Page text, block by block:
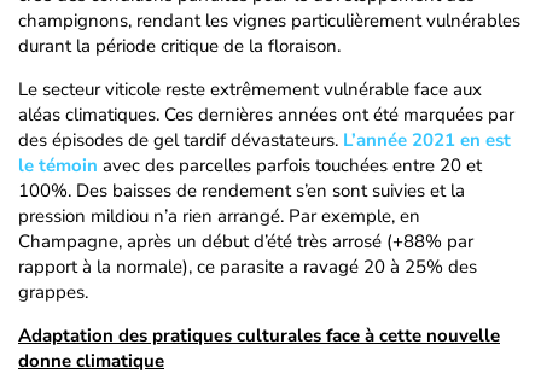
champignons, rendant les vignes particulièrement vulnérables
durant la période critique de la floraison.
Le secteur viticole reste extrêmement vulnérable face aux
aléas climatiques. Ces dernières années ont été marquées par
des épisodes de gel tardif dévastateurs. L’année 2021 en est
le témoin avec des parcelles parfois touchées entre 20 et
100%. Des baisses de rendement s’en sont suivies et la
pression mildiou n’a rien arrangé. Par exemple, en
Champagne, après un début d’été très arrosé (+88% par
rapport à la normale), ce parasite a ravagé 20 à 25% des
grappes.
Adaptation des pratiques culturales face à cette nouvelle
donne climatique